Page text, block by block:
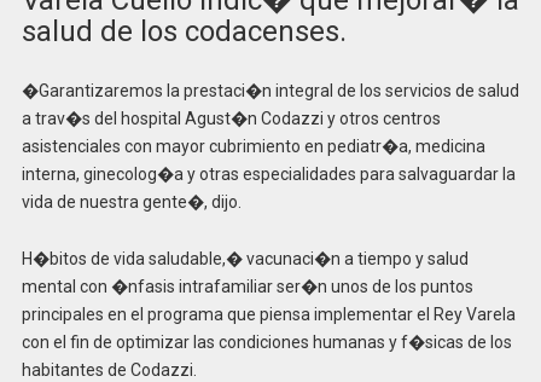
salud de los codacenses.
�Garantizaremos la prestaci�n integral de los servicios de salud
a trav�s del hospital Agust�n Codazzi y otros centros
asistenciales con mayor cubrimiento en pediatr�a, medicina
interna, ginecolog�a y otras especialidades para salvaguardar la
vida de nuestra gente�, dijo.
H�bitos de vida saludable,� vacunaci�n a tiempo y salud
mental con �nfasis intrafamiliar ser�n unos de los puntos
principales en el programa que piensa implementar el Rey Varela
con el fin de optimizar las condiciones humanas y f�sicas de los
habitantes de Codazzi.